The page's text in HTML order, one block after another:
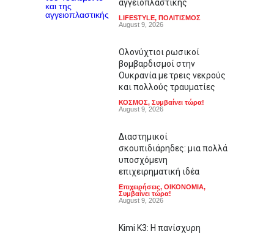
αγγειοπλαστικής
LIFESTYLE, ΠΟΛΙΤΙΣΜΟΣ
August 9, 2026
Ολονύχτιοι ρωσικοί
βομβαρδισμοί στην
Ουκρανία με τρεις νεκρούς
και πολλούς τραυματίες
ΚΟΣΜΟΣ, Συμβαίνει τώρα!
August 9, 2026
Διαστημικοί
σκουπιδιάρηδες: μια πολλά
υποσχόμενη
επιχειρηματική ιδέα
Επιχειρήσεις, ΟΙΚΟΝΟΜΙΑ,
Συμβαίνει τώρα!
August 9, 2026
Kimi K3: Η πανίσχυρη